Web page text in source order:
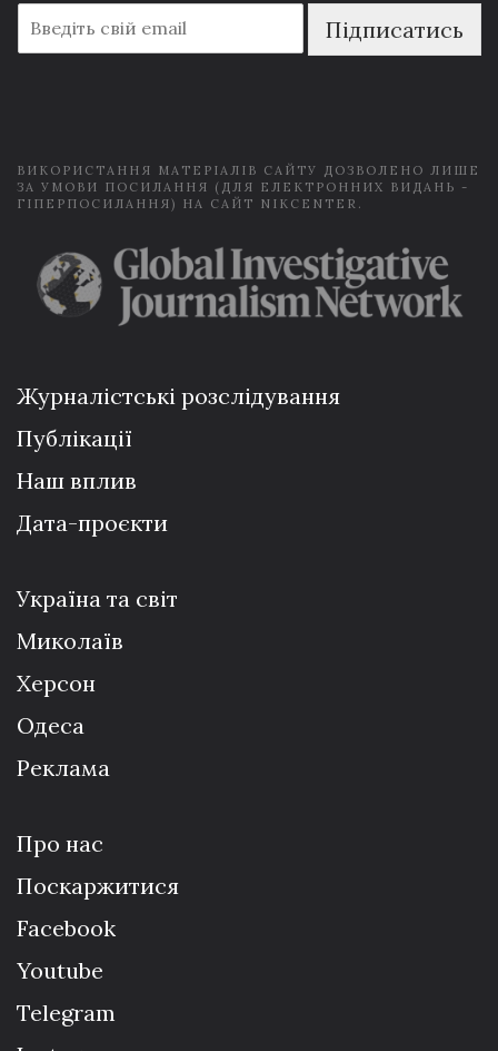
m
a
Підписатись
ВИКОРИСТАННЯ МАТЕРІАЛІВ САЙТУ ДОЗВОЛЕНО ЛИШЕ
ЗА УМОВИ ПОСИЛАННЯ (ДЛЯ ЕЛЕКТРОННИХ ВИДАНЬ -
ГІПЕРПОСИЛАННЯ) НА САЙТ NIKCENTER.
Журналістські розслідування
Публікації
Наш вплив
Дата-проєкти
Україна та світ
Миколаїв
Херсон
Одеса
Реклама
Про нас
Поскаржитися
Facebook
Youtube
Telegram